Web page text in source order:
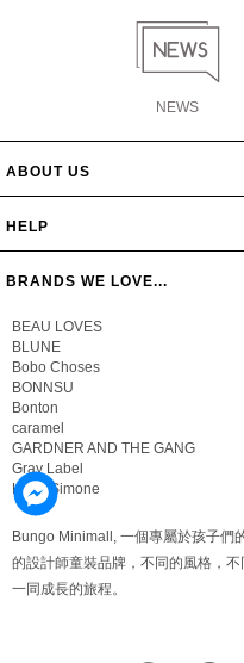
NEWS
ABOUT US
HELP
BRANDS WE LOVE...
BEAU LOVES
BLUNE
Bobo Choses
BONNSU
Bonton
caramel
GARDNER AND THE GANG
Gray Label
Hello Simone
Bungo Minimall, 一個專屬於孩子們
的設計師童裝品牌，不同的風格，
一同成長的旅程。